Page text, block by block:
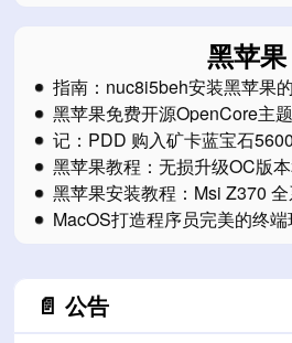
黑苹果
指南：nuc8i5beh安装黑苹果
黑苹果免费开源OpenCore主
记：PDD 购入矿卡蓝宝石
黑苹果教程：无损升级OC版
黑苹果安装教程：Msi Z370
MacOS打造程序员完美的终
📄 公告